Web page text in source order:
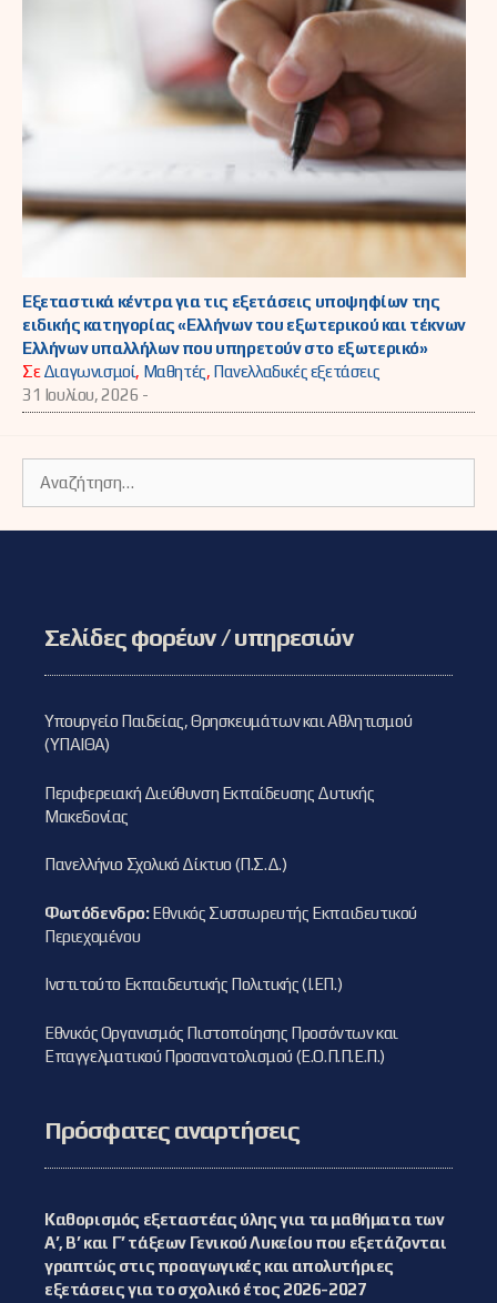
Εξεταστικά κέντρα για τις εξετάσεις υποψηφίων της
ειδικής κατηγορίας «Ελλήνων του εξωτερικού και τέκνων
Ελλήνων υπαλλήλων που υπηρετούν στο εξωτερικό»
ΣεΔιαγωνισμοί, Μαθητές, Πανελλαδικές εξετάσεις
31 Ιουλίου, 2026 -
για:
Σελίδες φορέων / υπηρεσιών
Υπουργείο Παιδείας, Θρησκευμάτων και Αθλητισμού
(ΥΠΑΙΘΑ)
Περιφερειακή Διεύθυνση Εκπαίδευσης Δυτικής
Μακεδονίας
Πανελλήνιο Σχολικό Δίκτυο (Π.Σ.Δ.)
Φωτόδενδρο:Εθνικός Συσσωρευτής Εκπαιδευτικού
Περιεχομένου
Ινστιτούτο Εκπαιδευτικής Πολιτικής (Ι.ΕΠ.)
Εθνικός Οργανισμός Πιστοποίησης Προσόντων και
Επαγγελματικού Προσανατολισμού (Ε.Ο.Π.Π.Ε.Π.)
Πρόσφατες αναρτήσεις
Καθορισμός εξεταστέας ύλης για τα μαθήματα των
Α’, Β’ και Γ’ τάξεων Γενικού Λυκείου που εξετάζονται
γραπτώς στις προαγωγικές και απολυτήριες
εξετάσεις για το σχολικό έτος 2026-2027